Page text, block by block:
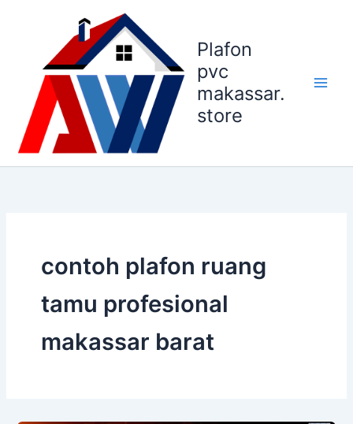
Plafon
pvc
makassar.
store
contoh plafon ruang
tamu profesional
makassar barat